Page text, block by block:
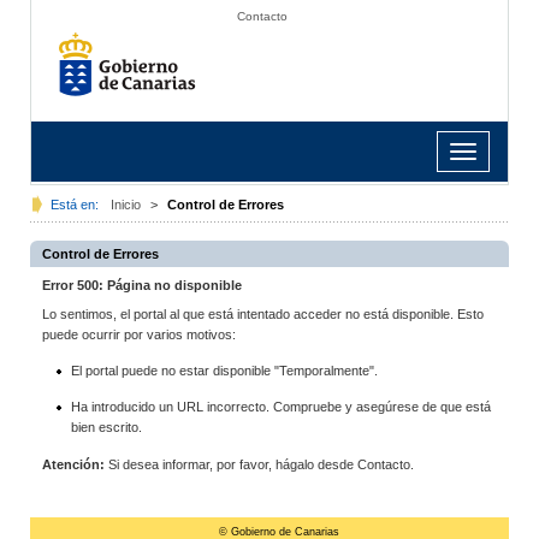
Contacto
Toggle
navigation
Está en: Inicio > Control de Errores
Control de Errores
Error 500: Página no disponible
Lo sentimos, el portal al que está intentado acceder no está disponible. Esto
puede ocurrir por varios motivos:
El portal puede no estar disponible "Temporalmente".
Ha introducido un URL incorrecto. Compruebe y asegúrese de que está
bien escrito.
Atención: Si desea informar, por favor, hágalo desde Contacto.
© Gobierno de Canarias